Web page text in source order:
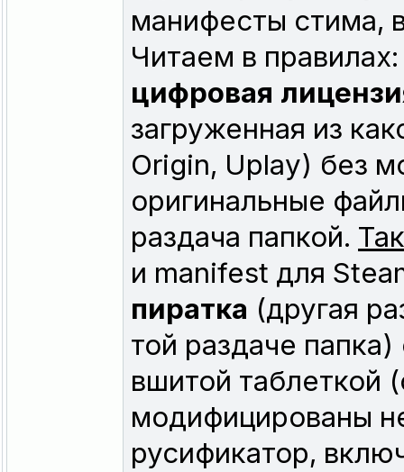
манифесты стима,
Читаем в правилах:
цифровая
загруженная из
Origin, Uplay) без
оригинальные
раздача папкой.
и manifest для
пиратка (другая
той раздаче
вшитой таблеткой
модифицированы
русификатор,